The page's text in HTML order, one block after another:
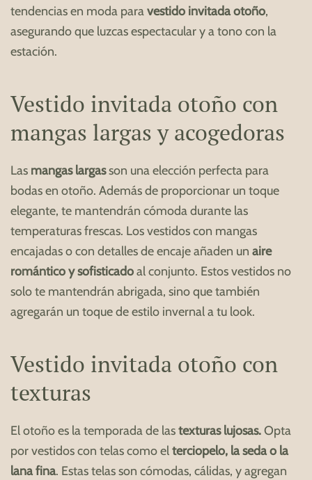
tendencias en moda paravestido invitada otoño,
asegurando que luzcas espectacular y a tono con la
estación.
Vestido invitada otoño con
mangas largas y acogedoras
Las mangas largasson una elección perfecta para
bodas en otoño. Además de proporcionar un toque
elegante, te mantendrán cómoda durante las
temperaturas frescas. Los vestidos con mangas
encajadas o con detalles de encaje añaden un aire
romántico y sofisticadoal conjunto. Estos vestidos no
solo te mantendrán abrigada, sino que también
agregarán un toque de estilo invernal a tu look.
Vestido invitada otoño con
texturas
El otoño es la temporada de lastexturas lujosas.Opta
por vestidos con telas como elterciopelo, la seda o la
lana fina. Estas telas son cómodas, cálidas, y agregan